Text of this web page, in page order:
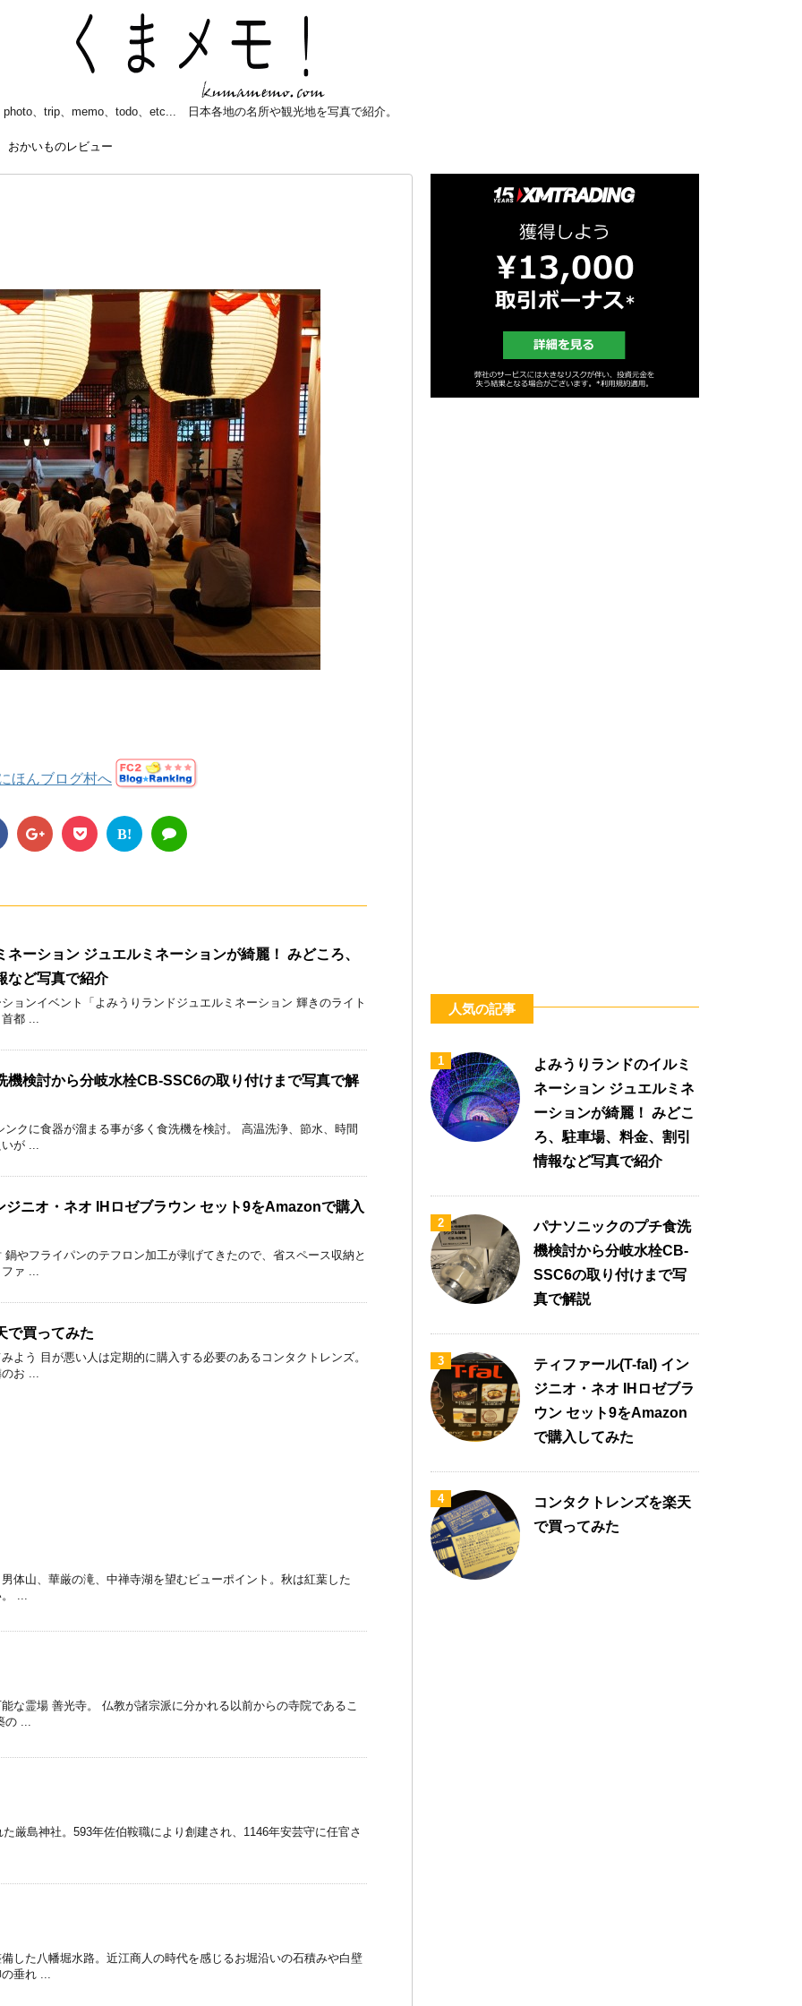
photo、trip、memo、todo、etc... 日本各地の名所や観光地を写真で紹介。
おかいものレビュー
B!
ーション ジュエルミネーションが綺麗！ みどころ、
など写真で紹介
ョンイベント「よみうりランドジュエルミネーション 輝きのライト
都 ...
機検討から分岐水栓CB-SSC6の取り付けまで写真で解
クに食器が溜まる事が多く食洗機を検討。 高温洗浄、節水、時間
が ...
ジニオ・ネオ IHロゼブラウン セット9をAmazonで購入
やフライパンのテフロン加工が剥げてきたので、省スペース収納と
ァ ...
で買ってみた
よう 目が悪い人は定期的に購入する必要のあるコンタクトレンズ。
お ...
体山、華厳の滝、中禅寺湖を望むビューポイント。秋は紅葉した
...
な霊場 善光寺。 仏教が諸宗派に分かれる以前からの寺院であるこ
の ...
厳島神社。593年佐伯鞍職により創建され、1146年安芸守に任官さ
した八幡堀水路。近江商人の時代を感じるお堀沿いの石積みや白壁
垂れ ...
人気の記事
1
よみうりランドのイルミ
ネーション ジュエルミネ
ーションが綺麗！ みどこ
ろ、駐車場、料金、割引
情報など写真で紹介
2
パナソニックのプチ食洗
機検討から分岐水栓CB-
SSC6の取り付けまで写
真で解説
3
ティファール(T-fal) イン
ジニオ・ネオ IHロゼブラ
ウン セット9をAmazon
で購入してみた
4
コンタクトレンズを楽天
で買ってみた